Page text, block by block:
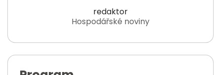
redaktor
Hospodářské noviny